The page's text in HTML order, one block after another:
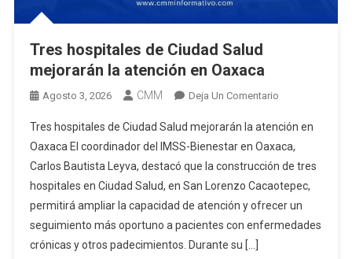
Tres hospitales de Ciudad Salud
mejorarán la atención en Oaxaca
Agosto 3, 2026 CMM Deja Un ComentarioEn
Hospitales
De
Ciudad
Salud
Mejorarán
La
Tres hospitales de Ciudad Salud mejorarán la atención en
Oaxaca El coordinador del IMSS-Bienestar en Oaxaca,
Carlos Bautista Leyva, destacó que la construcción de tres
hospitales en Ciudad Salud, en San Lorenzo Cacaotepec,
permitirá ampliar la capacidad de atención y ofrecer un
seguimiento más oportuno a pacientes con enfermedades
crónicas y otros padecimientos. Durante su […]